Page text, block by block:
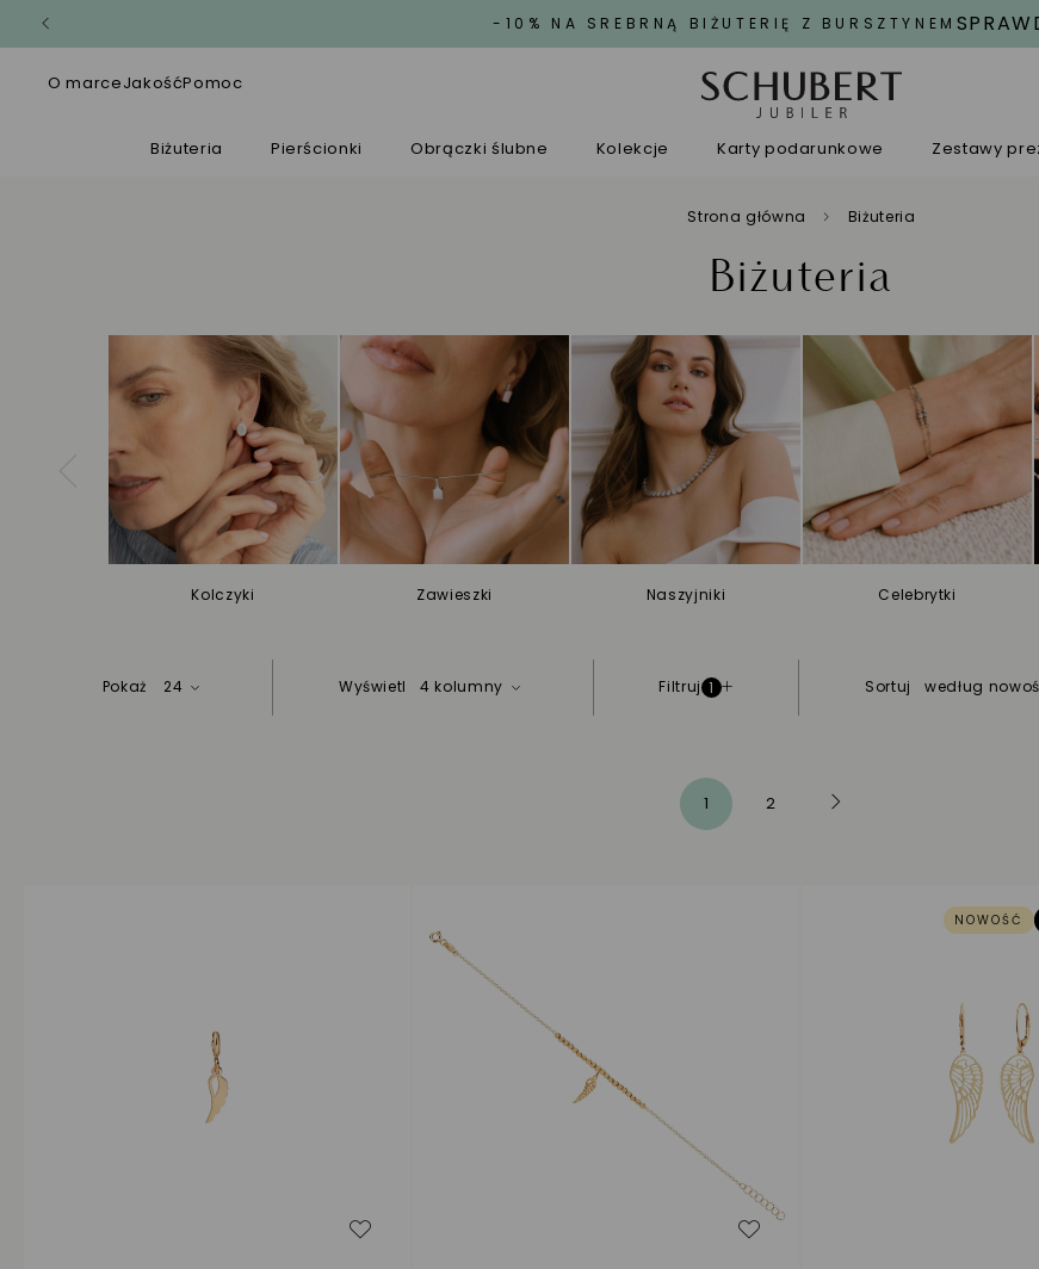
-10% NA SREBRNĄ BIŻUTERIĘ Z BURSZTYNEM
O marceJakośćPomoc
Biżuteria Pierścionki Obrączki ślubne Kolekcje Karty podarunkowe Zestawy
Strona główna Biżuteria
Biżuteria
Kolczyki Zawieszki Naszyjniki Celebrytki
Wyświetl 4 kolumny Filtruj 1 Sortuj według
Strona
Aktualnie czytasz stronę
1 Strona
2 Strona
Następne
Pokaż 24
Dodaj do listy życzeń Dodaj do listy życzeń
NOWOŚĆ